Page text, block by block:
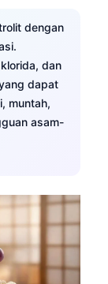
dengan
dan
dapat
muntah,
asam-